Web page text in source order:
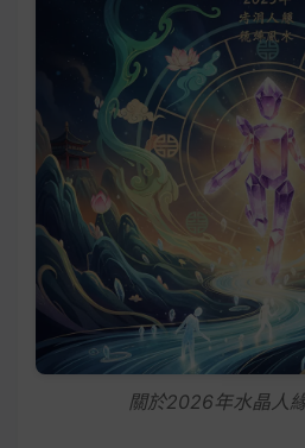
關於2026年水晶人